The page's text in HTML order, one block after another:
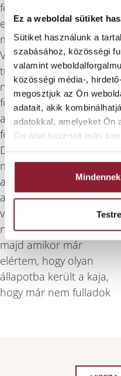
Ez a weboldal sütiket
Sütiket használunk a
szabásához, közösségi
valamint
közösségi média-,
megosztjuk az Ön
adatait, akik
adatokkal, amelyeket Ön
Ön által használt más
feladat pedig az, hogy
ezen a felületen őröljek
meg minden kaját.
Valószínűleg senki nem
tudja elképzelni, milyen
nagy dolog harminckét
foggal rágni, egészen
addig, amíg kétszer két
fél marad erre a célra.
Dehát azzal kell
megoldani a helyzetet,
amink van. Tehát a rend
a következő: falatnyira
vágott kaja betesz,
néhány gyors rágás,
majd amikor már
elértem, hogy olyan
állapotba került a kaja,
hogy már nem fulladok